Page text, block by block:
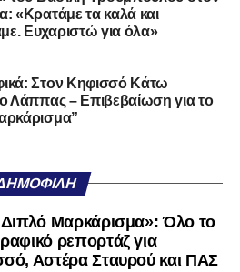
από τον Απόλλωνα Σμύρνης.
του Σαρωνικού και
στοGoogle Newsγια να
νέα στην Ελλάδα και τον
στοInstagram
τα νέα.
«Κρατάμε τα καλά και
Ευχαριστώ για όλα»
Στον Κηφισσό Κάτω
Λάππας – Επιβεβαίωση για το
Μαρκάρισμα»: Όλο το
ρεπορτάζ για
Αστέρα Σταυρού και ΠΑΣ